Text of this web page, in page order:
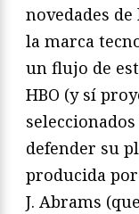
novedades
la marca
un flujo de
HBO (y sí
defender su
producida por
J. Abrams